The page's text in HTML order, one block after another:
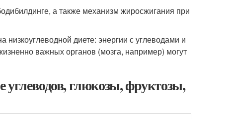
а также механизм жиросжигания при
диете: энергии с углеводами и
важных органов (мозга, например) могут
углеводов, глюкозы, фруктозы,